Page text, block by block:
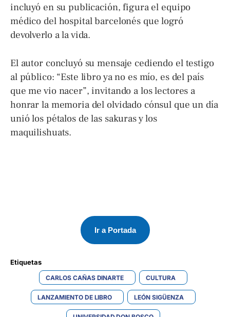
incluyó en su publicación, figura el equipo
médico del hospital barcelonés que logró
devolverlo a la vida.
El autor concluyó su mensaje cediendo el testigo
al público: “Este libro ya no es mío, es del país
que me vio nacer”, invitando a los lectores a
honrar la memoria del olvidado cónsul que un día
unió los pétalos de las sakuras y los
maquilishuats.
Ir a Portada
Etiquetas
CARLOS CAÑAS DINARTE CULTURA
LANZAMIENTO DE LIBRO LEÓN SIGÜENZA